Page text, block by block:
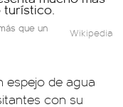
que un Wikipedia
espejo de agua
con su